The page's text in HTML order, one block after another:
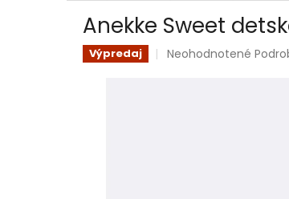
Anekke Sweet
Výpredaj
Priemerné
Neohodnotené